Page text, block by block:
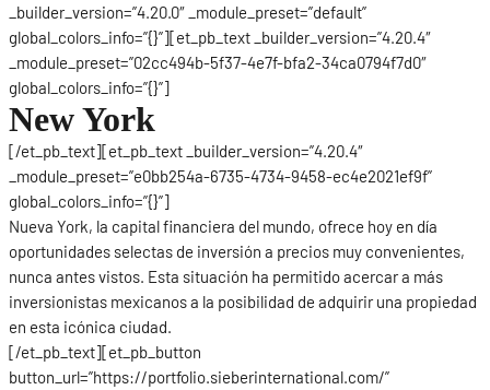
_builder_version=”4.20.0″ _module_preset=”default”
global_colors_info=”{}”][et_pb_text _builder_version=”4.20.4″
_module_preset=”02cc494b-5f37-4e7f-bfa2-34ca0794f7d0″
global_colors_info=”{}”]
New York
[/et_pb_text][et_pb_text _builder_version=”4.20.4″
_module_preset=”e0bb254a-6735-4734-9458-ec4e2021ef9f”
global_colors_info=”{}”]
Nueva York, la capital financiera del mundo, ofrece hoy en día
oportunidades selectas de inversión a precios muy convenientes,
nunca antes vistos. Esta situación ha permitido acercar a más
inversionistas mexicanos a la posibilidad de adquirir una propiedad
en esta icónica ciudad.
[/et_pb_text][et_pb_button
button_url=”https://portfolio.sieberinternational.com/”